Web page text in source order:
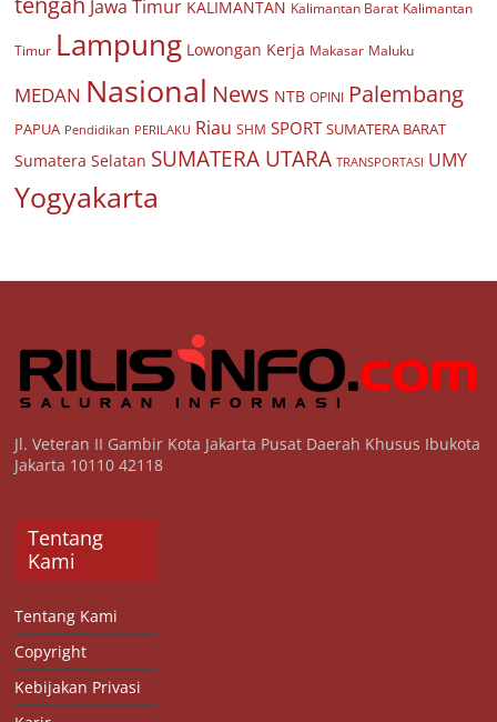
Jawa Timur KALIMANTAN Kalimantan Barat Kalimantan
Timur Lampung Lowongan Kerja Makasar Maluku
MEDAN Nasional News NTB OPINI Palembang
PAPUA Pendidikan PERILAKU Riau SHM SPORT SUMATERA BARAT
Sumatera Selatan SUMATERA UTARA TRANSPORTASI UMY
Yogyakarta
Jl. Veteran II Gambir Kota Jakarta Pusat Daerah Khusus Ibukota
Jakarta 10110 42118
Tentang
Kami
Tentang Kami
Copyright
Kebijakan Privasi